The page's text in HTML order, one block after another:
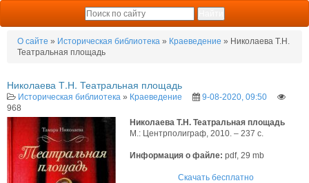
О сайте » Историческая библиотека » Краеведение » Николаева Т.Н.
Театральная площадь
Николаева Т.Н. Театральная площадь
Историческая библиотека » Краеведение
9-08-2020, 09:50
968
Николаева Т.Н. Театральная площадь
М.: Центрполиграф, 2010. – 237 с.
Информация о файле: pdf, 29 mb
Скачать бесплатно